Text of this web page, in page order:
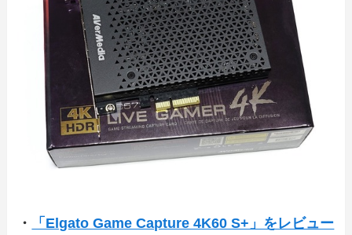
・ 「Elgato Game Capture 4K60 S+」をレビュー